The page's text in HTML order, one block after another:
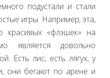
подустали и стали
игры. Например, эта,
красивых «флэшек» на
является довольно
Есть лис, есть лягух, у
они бегают по арене и